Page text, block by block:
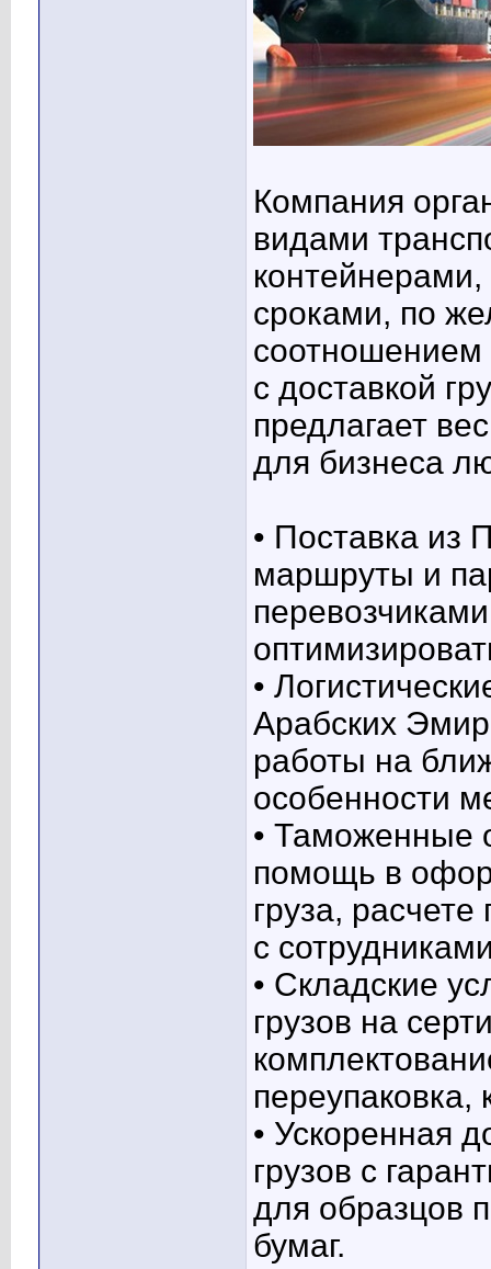
Компания
видами
сроками, по
соотношением
с доставкой
предлагает
для бизнеса
• Поставка из
маршруты и
•
Арабских
работы на
особенности
• Таможенные
помощь в
груза,
с
• Складские
грузов на
переупаковка,
• Ускоренная
грузов с
для образцов
бумаг.